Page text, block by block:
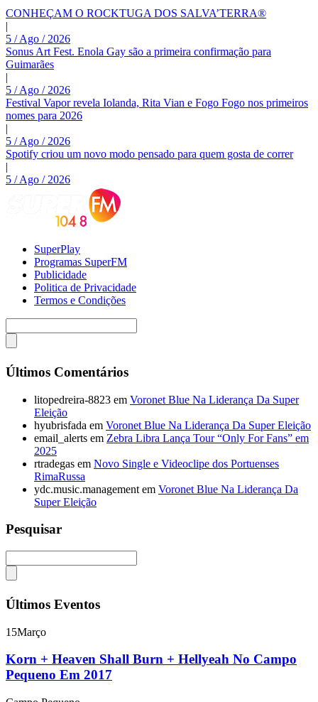
CONHEÇAM O ROCKTUGA DOS SALVA’TERRA®
|
5 / Ago / 2026
Sonus Art Fest. Enola Gay são a primeira confirmação para
Guimarães
|
5 / Ago / 2026
Festival Vapor revela Iolanda, Rita Vian e Fogo Fogo nos primeiros
nomes para 2026
|
5 / Ago / 2026
Spotify criou um novo modo pensado para quem gosta de correr
|
5 / Ago / 2026
SuperPlay
Programas SuperFM
Publicidade
Politica de Privacidade
Termos e Condições
Últimos Comentários
litopedreira-8823 em Voronet Blue Na Liderança Da Super
Eleição
hyubrisfada em Voronet Blue Na Liderança Da Super Eleição
email_alerts em Zebra Libra Lança Tour “Only For Fans” em
2025
rtradegas em Novo Single e Videoclipe dos Portuenses
RimaRussa
ydc.music.management em Voronet Blue Na Liderança Da
Super Eleição
Pesquisar
Últimos Eventos
15Março
Korn + Heaven Shall Burn + Hellyeah No Campo
Pequeno Em 2017